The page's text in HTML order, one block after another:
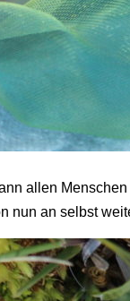
allen
nun an selbst